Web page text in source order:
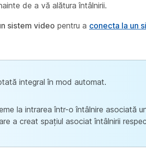
de a vă alătura întâlnirii.
sistem video pentru a conecta la un
integral în mod automat.
la intrarea într-o întâlnire asociată
a creat spațiul asociat întâlnirii